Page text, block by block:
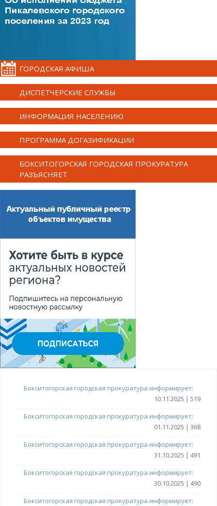
ГОРОДСКАЯ АФИША
ДИСПЕТЧЕРСКИЕ СЛУЖБЫ
ИНФОРМАЦИЯ НАСЕЛЕНИЮ
ПРОГРАММА ДОГАЗИФИКАЦИИ
БОКСИТОГОРСКАЯ ГОРОДСКАЯ ПРОКУРАТУРА
РАЗЪЯСНЯЕТ
Бокситогорская городская прокуратура информирует:
10.11.2025 | 519
Бокситогорская городская прокуратура информирует:
01.11.2025 | 368
Бокситогорская городская прокуратура информирует:
31.10.2025 | 491
Бокситогорская городская прокуратура информирует:
30.10.2025 | 490
Бокситогорская городская прокуратура информирует: